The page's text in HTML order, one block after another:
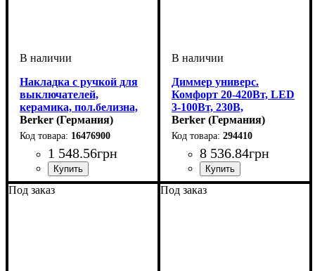
Накладка с ручкой для
выключателей,
керамика, пол.белизна,
1930 PORZELLAN
Berker (Германия)
16476900
1 548.56грн
Декор корпуса: Керамика
Серия: 1930/PORZELLAN
Цвет: Полярная белизна
Диммер универс.
Комфорт 20-420Вт, LED
3-100Вт, 230В,
пол.белизна, 1930+Glas
Berker (Германия)
294410
8 536.84грн
Серия: 1930/GLASSERIE
Цвет: Полярная белизна
Под заказ Под заказ